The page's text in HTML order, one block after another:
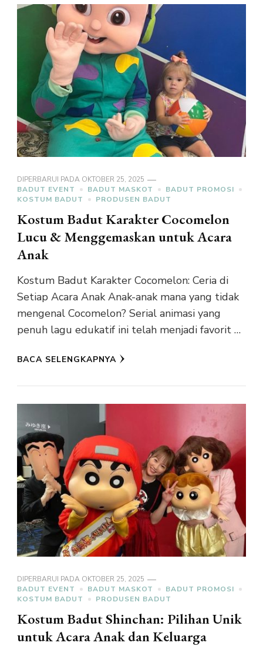
DIPERBARUI PADA OKTOBER 25, 2025
BADUT EVENT
BADUT MASKOT
BADUT PROMOSI
KOSTUM BADUT
PRODUSEN BADUT
Kostum Badut Karakter Cocomelon
Lucu & Menggemaskan untuk Acara
Anak
Kostum Badut Karakter Cocomelon: Ceria di
Setiap Acara Anak Anak-anak mana yang tidak
mengenal Cocomelon? Serial animasi yang
penuh lagu edukatif ini telah menjadi favorit …
BACA SELENGKAPNYA
DIPERBARUI PADA OKTOBER 25, 2025
BADUT EVENT
BADUT MASKOT
BADUT PROMOSI
KOSTUM BADUT
PRODUSEN BADUT
Kostum Badut Shinchan: Pilihan Unik
untuk Acara Anak dan Keluarga